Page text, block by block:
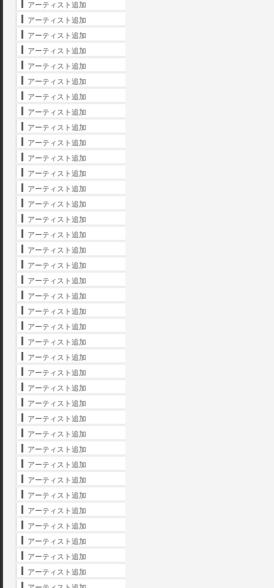
アーティスト追加
アーティスト追加
アーティスト追加
アーティスト追加
アーティスト追加
アーティスト追加
アーティスト追加
アーティスト追加
アーティスト追加
アーティスト追加
アーティスト追加
アーティスト追加
アーティスト追加
アーティスト追加
アーティスト追加
アーティスト追加
アーティスト追加
アーティスト追加
アーティスト追加
アーティスト追加
アーティスト追加
アーティスト追加
アーティスト追加
アーティスト追加
アーティスト追加
アーティスト追加
アーティスト追加
アーティスト追加
アーティスト追加
アーティスト追加
アーティスト追加
アーティスト追加
アーティスト追加
アーティスト追加
アーティスト追加
アーティスト追加
アーティスト追加
アーティスト追加